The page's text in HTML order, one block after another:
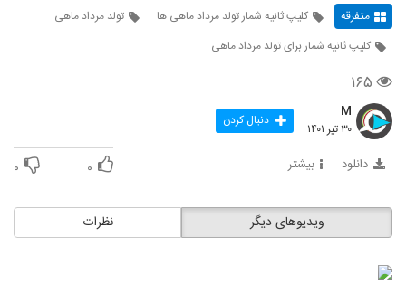
متفرقه کلیپ ثانیه شمار تولد مرداد ماهی ها
تولد مرداد ماهی
کلیپ ثانیه شمار برای تولد مرداد ماهی
۱۶۵
M
۳۰ تیر ۱۴۰۱ دنبال کردن
دانلود بیشتر ۰ ۰
نظرات ویدیوهای دیگر